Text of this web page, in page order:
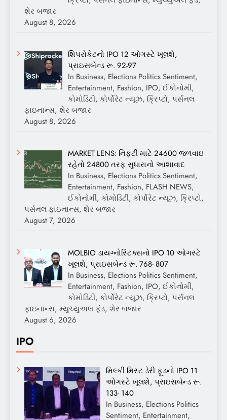
શેર બજાર
August 8, 2026
શિપરોકેટનો IPO 12 ઓગસ્ટે ખૂલશે,
પ્રાઇસબેન્ડ રૂ. 92-97
In Business, Elections Politics Sentiment,
Entertainment, Fashion, IPO, ઈકોનોમી,
કોમોડિટી, કોર્પોરેટ ન્યૂઝ, ક્રિપ્ટો, પર્સનલ
ફાઇનાન્સ, શેર બજાર
August 8, 2026
MARKET LENS: નિફ્ટી માટે 24600 જળવાઇ
રહેતો 24800 તરફ સુધારાનો આશાવાદ
In Business, Elections Politics Sentiment,
Entertainment, Fashion, FLASH NEWS,
ઈકોનોમી, કોમોડિટી, કોર્પોરેટ ન્યૂઝ, ક્રિપ્ટો,
પર્સનલ ફાઇનાન્સ, શેર બજાર
August 7, 2026
MOLBIO ડાયગ્નોસ્ટિક્સનો IPO 10 ઓગસ્ટે
ખૂલશે, પ્રાઇસબેન્ડ રૂ. 768- 807
In Business, Elections Politics Sentiment,
Entertainment, Fashion, IPO, ઈકોનોમી,
કોમોડિટી, કોર્પોરેટ ન્યૂઝ, ક્રિપ્ટો, પર્સનલ
ફાઇનાન્સ, મ્યુચ્યુઅલ ફંડ, શેર બજાર
August 6, 2026
IPO
મિલ્કી મિસ્ટ ડેરી ફૂડનો IPO 11
ઓગસ્ટે ખૂલશે, પ્રાઇસબેન્ડ રૂ.
133- 140
In Business, Elections Politics
Sentiment, Entertainment,